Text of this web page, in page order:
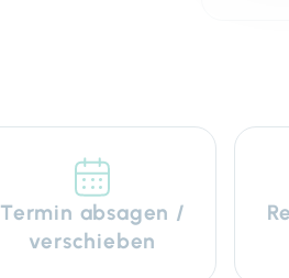
Termin absagen /
verschieben